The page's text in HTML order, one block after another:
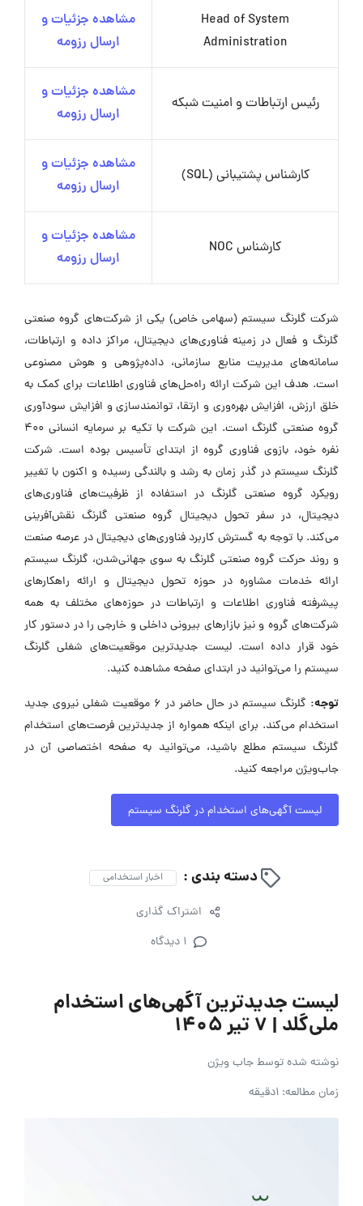
Head of System
Administration
مشاهده جزئیات و
ارسال رزومه
رئیس ارتباطات و امنیت شبکه
مشاهده جزئیات و
ارسال رزومه
کارشناس پشتیبانی (SQL)
مشاهده جزئیات و
ارسال رزومه
کارشناس NOC
مشاهده جزئیات و
ارسال رزومه
شرکت گلرنگ سیستم (سهامی خاص) یکی از شرکت‌های گروه صنعتی
گلرنگ و فعال در زمینه فناوری‌های دیجیتال، مراکز داده و ارتباطات،
سامانه‌های مدیریت منابع سازمانی، داده‌پژوهی و هوش مصنوعی
است. هدف این شرکت ارائه راه‌حل‌های فناوری اطلاعات برای کمک به
خلق ارزش، افزایش بهره‌وری و ارتقا، توانمندسازی و افزایش سودآوری
گروه صنعتی گلرنگ است. این شرکت با تکیه بر سرمایه انسانی ۴۰۰
نفره خود، بازوی فناوری گروه از ابتدای تأسیس بوده است. شرکت
گلرنگ سیستم در گذر زمان به رشد و بالندگی رسیده و اکنون با تغییر
رویکرد گروه صنعتی گلرنگ در استفاده از ظرفیت‌های فناوری‌های
دیجیتال، در سفر تحول دیجیتال گروه صنعتی گلرنگ نقش‌آفرینی
می‌کند. با توجه به گسترش کاربرد فناوری‌های دیجیتال در عرصه صنعت
و روند حرکت گروه صنعتی گلرنگ به سوی جهانی‌شدن، گلرنگ سیستم
ارائه خدمات مشاوره در حوزه تحول دیجیتال و ارائه راهکارهای
پیشرفته فناوری اطلاعات و ارتباطات در حوزه‌های مختلف به همه
شرکت‌های گروه و نیز بازارهای بیرونی داخلی و خارجی را در دستور کار
خود قرار داده است. لیست جدیدترین موقعیت‌های شغلی گلرنگ
سیستم را می‌توانید در ابتدای صفحه مشاهده کنید.
توجه:
گلرنگ سیستم در حال حاضر در ۶ موقعیت شغلی نیروی جدید
استخدام می‌کند. برای اینکه همواره از جدیدترین فرصت‌های استخدام
گلرنگ سیستم مطلع باشید، می‌توانید به صفحه اختصاصی آن در
جاب‌ویژن مراجعه کنید.
لیست آگهی‌های استخدام در گلرنگ سیستم
دسته بندی : اخبار استخدامی
اشتراک گذاری
1 دیدگاه
لیست جدیدترین آگهی‌های استخدام
ملی‌گلد | ۷ تیر ۱۴۰۵
نوشته شده توسطجاب ویژن
زمان مطالعه: 1دقیقه